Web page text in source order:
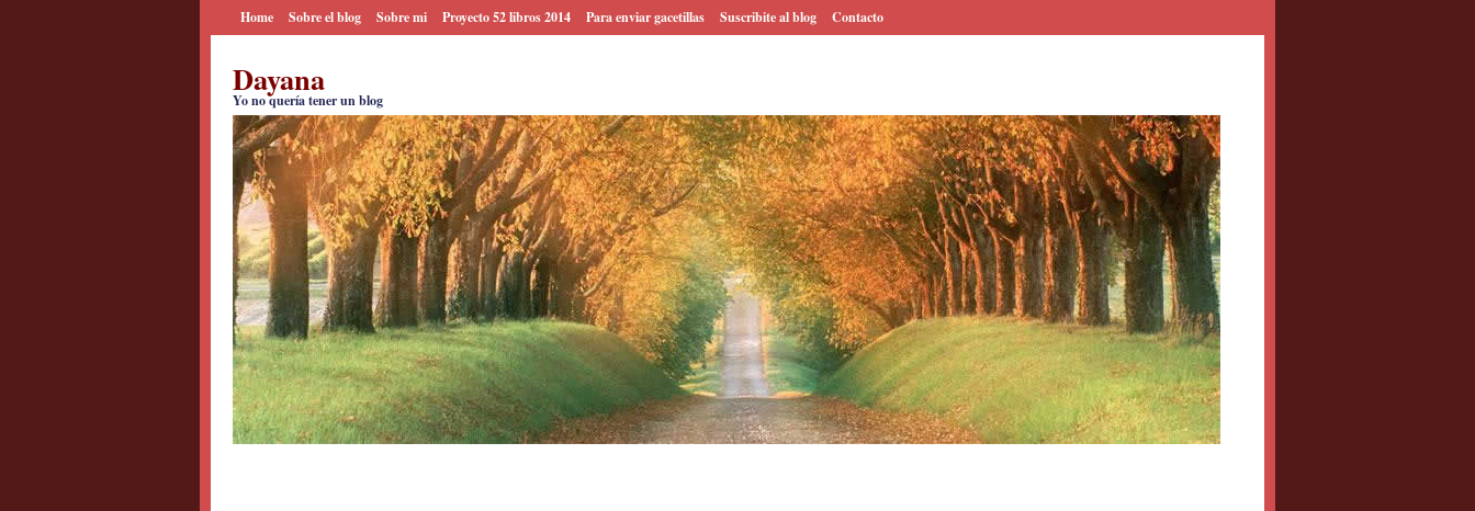
Home Sobre el blog Sobre mi Proyecto 52 libros 2014 Para enviar gacetillas Suscribite al blog Contacto
Dayana
Yo no quería tener un blog